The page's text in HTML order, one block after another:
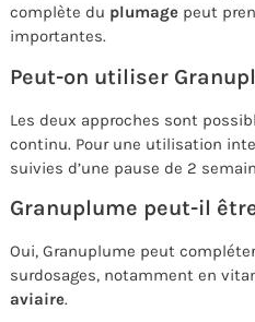
complète du plumage peut
importantes.
Peut-on utiliser
Les deux approches sont
continu. Pour une utilisation
suivies d’une pause de 2
Granuplume peut-il
Oui, Granuplume peut
surdosages, notamment en
aviaire.